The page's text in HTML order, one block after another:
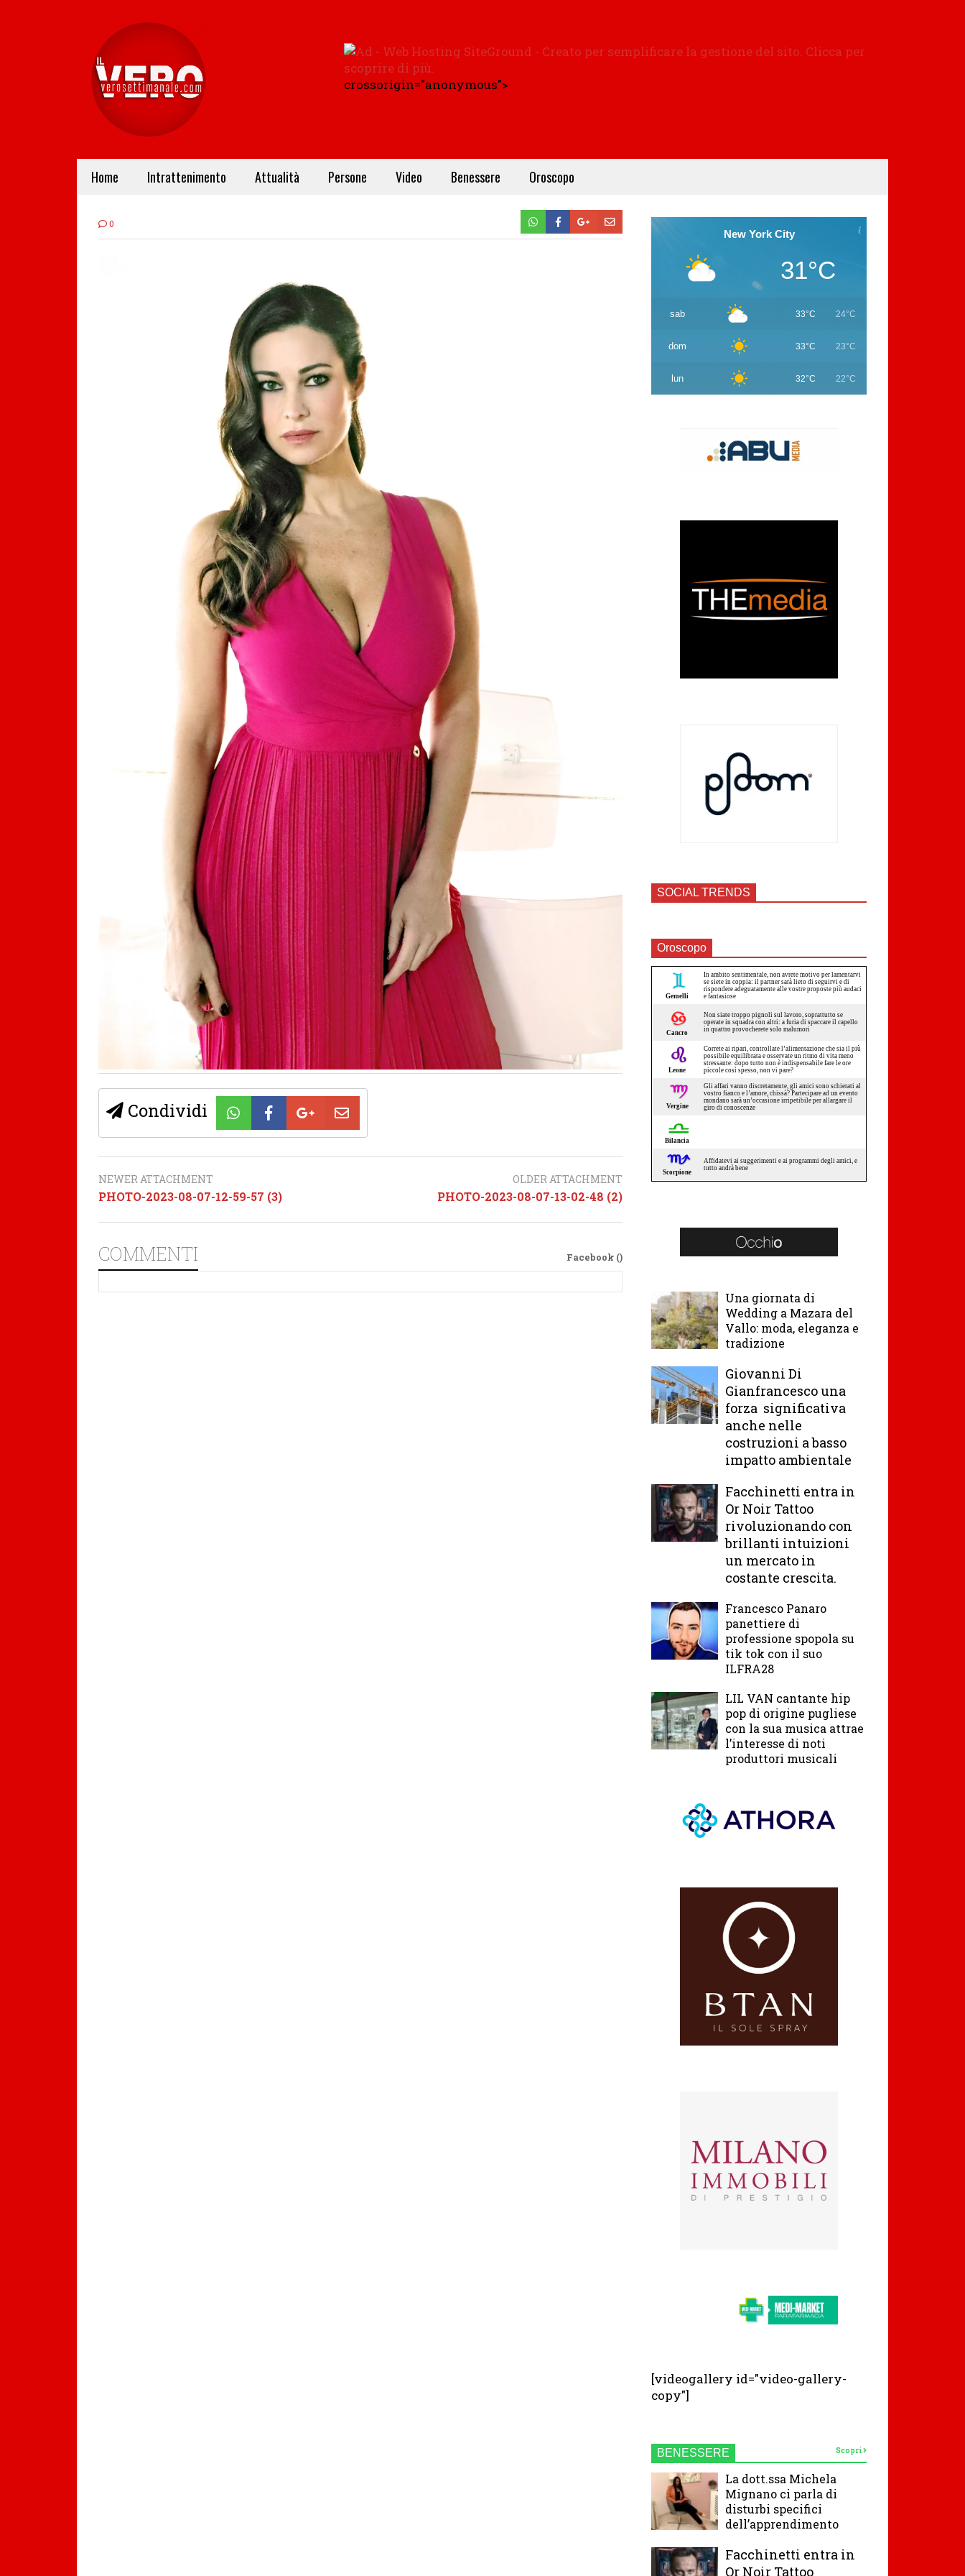
crossorigin="anonymous">
Home Intrattenimento Attualità Persone Video Benessere Oroscopo
0
Condividi
NEWER ATTACHMENT
PHOTO-2023-08-07-12-59-57 (3)
OLDER ATTACHMENT
PHOTO-2023-08-07-13-02-48 (2)
COMMENTI Facebook ()
New York City
31°C
sab 33°C 24°C
dom 33°C 23°C
lun 32°C 22°C
SOCIAL TRENDS
Oroscopo
Una giornata di
Wedding a Mazara del
Vallo: moda, eleganza e
tradizione
Giovanni Di
Gianfrancesco una
forza significativa
anche nelle
costruzioni a basso
impatto ambientale
Facchinetti entra in
Or Noir Tattoo
rivoluzionando con
brillanti intuizioni
un mercato in
costante crescita.
Francesco Panaro
panettiere di
professione spopola su
tik tok con il suo
ILFRA28
LIL VAN cantante hip
pop di origine pugliese
con la sua musica attrae
l’interesse di noti
produttori musicali
[videogallery id="video-gallery-
copy"]
BENESSERE Scopri
La dott.ssa Michela
Mignano ci parla di
disturbi specifici
dell’apprendimento
Facchinetti entra in
Or Noir Tattoo